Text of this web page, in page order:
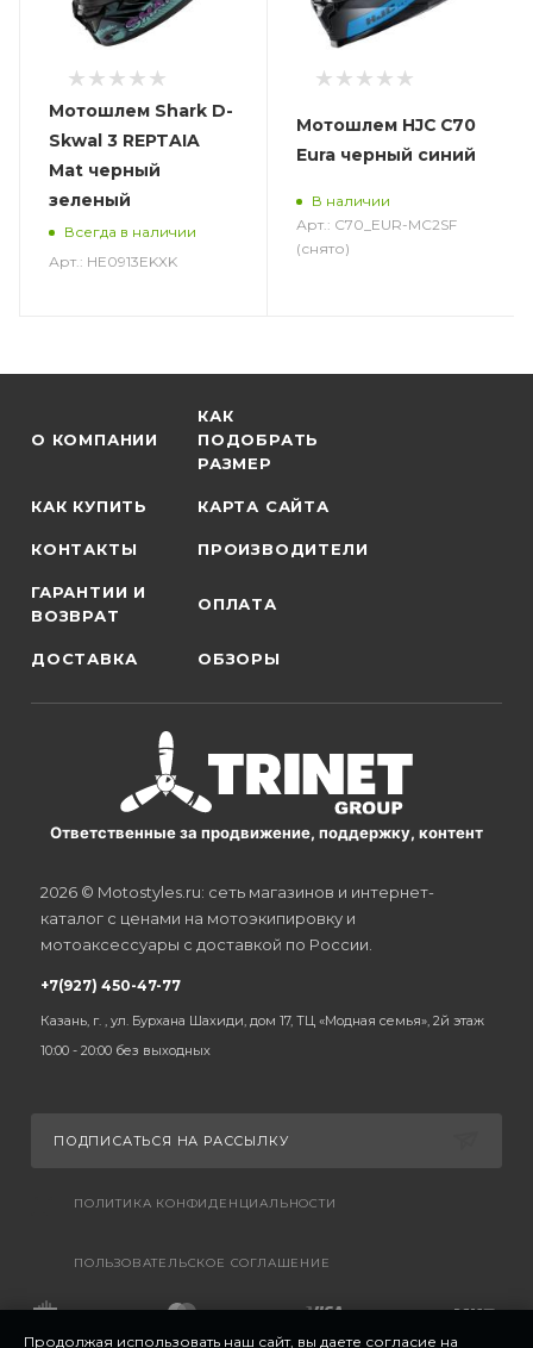
Мотошлем Shark D-
Skwal 3 REPTAIA
Mat черный
зеленый
Всегда в наличии
Арт.: HE0913EKXK
Мотошлем HJC C70
Eura черный синий
В наличии
Арт.: C70_EUR-MC2SF
(снято)
О КОМПАНИИ
КАК
ПОДОБРАТЬ
РАЗМЕР
КАК КУПИТЬ КАРТА САЙТА
КОНТАКТЫ ПРОИЗВОДИТЕЛИ
ГАРАНТИИ И
ВОЗВРАТ
ОПЛАТА
ДОСТАВКА ОБЗОРЫ
Ответственные за продвижение, поддержку, контент
2026 © Motostyles.ru: сеть магазинов и интернет-
каталог с ценами на мотоэкипировку и
мотоаксессуары с доставкой по России.
+7(927) 450-47-77
Казань, г. , ул. Бурхана Шахиди, дом 17, ТЦ «Модная семья», 2й этаж
10:00 - 20:00 без выходных
ПОДПИСАТЬСЯ НА РАССЫЛКУ
ПОЛИТИКА КОНФИДЕНЦИАЛЬНОСТИ
ПОЛЬЗОВАТЕЛЬСКОЕ СОГЛАШЕНИЕ
Продолжая использовать наш сайт, вы даете согласие на